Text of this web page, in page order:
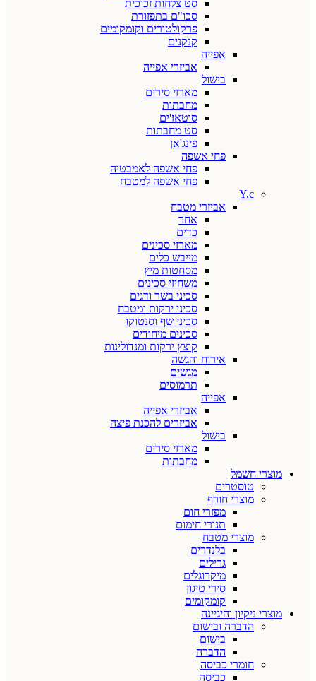
סט צלחות זכוכית
סכו"ם בתפזורת
פרקולטורים וקומקומים
קנקנים
אפייה
אביזרי אפייה
בישול
מארזי סירים
מחבתות
סוטאז'ים
סט מחבתות
פינג'אן
פחי אשפה
פחי אשפה לאמבטיה
פחי אשפה למטבח
Y.c
אביזרי מטבח
אחר
כדים
מארזי סכינים
מייבש כלים
מסחטות מיץ
משחיזי סכינים
סכיני בשר ודגים
סכיני ירקות ומטבח
סכיני שף וסנטוקו
סכינים מיחודים
קוצץ ירקות ומנדולינות
אירוח והגשה
מגשים
תרמוסים
אפייה
אביזרי אפייה
אביזרים להכנת פיצה
בישול
מארזי סירים
מחבתות
מוצרי חשמל
טוסטרים
מוצרי חורף
מפזרי חום
תנורי חימום
מוצרי מטבח
בלנדרים
גרילים
מיקרוגלים
סירי טיגון
קומקומים
מוצרי ניקיון והיגיינה
הדברה ובישום
בישום
הדברה
חומרי כביסה
כביסה